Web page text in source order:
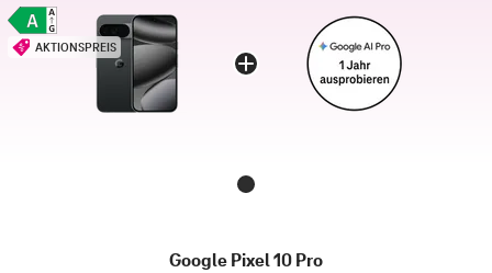
AKTIONSPREIS
Google Pixel 10 Pro